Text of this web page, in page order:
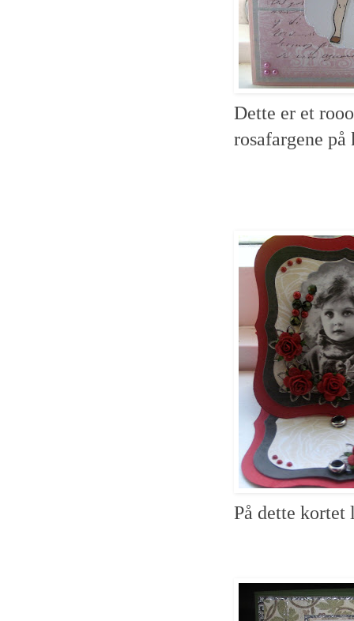
Dette er et
rosafargene på
På dette kortet